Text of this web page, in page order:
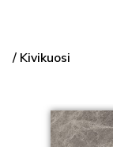
/ Kivikuosi